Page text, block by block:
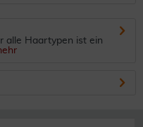
alle Haartypen ist ein